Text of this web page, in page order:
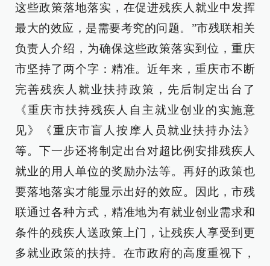
这些政策落地落实，在促进残疾人就业中发挥
最大的效应，是需要考究的问题。”市残联相关
负责人介绍，为确保这些政策落实到位，重庆
市坚持了两个字：精准。近年来，重庆市不断
完善残疾人就业扶持政策，先后制定出台了
《重庆市扶持残疾人自主就业创业的实施意
见》《重庆市盲人按摩人员就业扶持办法》
等。下一步还将制定出台对超比例安排残疾人
就业的用人单位的奖励办法等。再好的政策也
要落地落实才能显示出好的效应。因此，市残
联通过各种方式，精准地为有就业创业需求和
条件的残疾人送政策上门，让残疾人享受到更
多就业政策的扶持。在市政府的高度重视下，